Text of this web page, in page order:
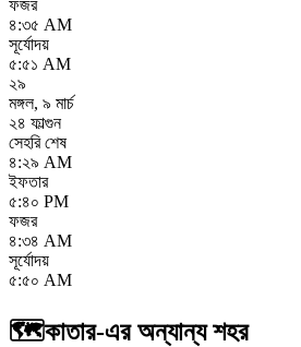
ফজর
৪:৩৫ AM
সূর্যোদয়
৫:৫১ AM
২৯
মঙ্গল, ৯ মার্চ
২৪ ফাল্গুন
সেহরি শেষ
৪:২৯ AM
ইফতার
৫:৪০ PM
ফজর
৪:৩৪ AM
সূর্যোদয়
৫:৫০ AM
🗺️কাতার-এর অন্যান্য শহর